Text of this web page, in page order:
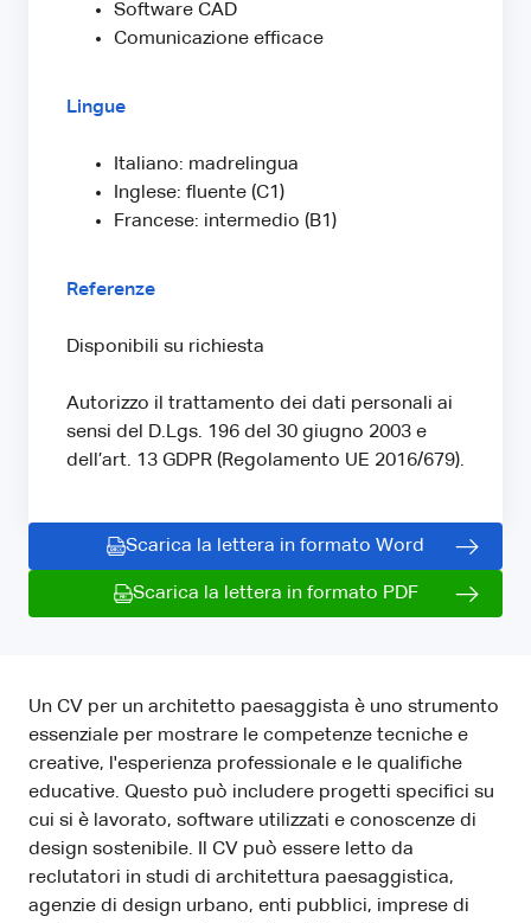
Software CAD
Comunicazione efficace
Lingue
Italiano: madrelingua
Inglese: fluente (C1)
Francese: intermedio (B1)
Referenze
Disponibili su richiesta
Autorizzo il trattamento dei dati personali ai
sensi del D.Lgs. 196 del 30 giugno 2003 e
dell’art. 13 GDPR (Regolamento UE 2016/679).
Scarica la lettera in formato Word
Scarica la lettera in formato PDF
Un CV per un architetto paesaggista è uno strumento
essenziale per mostrare le competenze tecniche e
creative, l'esperienza professionale e le qualifiche
educative. Questo può includere progetti specifici su
cui si è lavorato, software utilizzati e conoscenze di
design sostenibile. Il CV può essere letto da
reclutatori in studi di architettura paesaggistica,
agenzie di design urbano, enti pubblici, imprese di